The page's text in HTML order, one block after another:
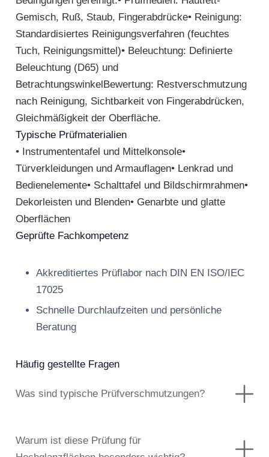
Gemisch, Ruß, Staub, Fingerabdrücke• Reinigung:
Standardisiertes Reinigungsverfahren (feuchtes
Tuch, Reinigungsmittel)• Beleuchtung: Definierte
Beleuchtung (D65) und
BetrachtungswinkelBewertung: Restverschmutzung
nach Reinigung, Sichtbarkeit von Fingerabdrücken,
Gleichmäßigkeit der Oberfläche.
Typische Prüfmaterialien
• Instrumententafel und Mittelkonsole•
Türverkleidungen und Armauflagen• Lenkrad und
Bedienelemente• Schalttafel und Bildschirmrahmen•
Dekorleisten und Blenden• Genarbte und glatte
Oberflächen
Geprüfte Fachkompetenz
Akkreditiertes Prüflabor nach DIN EN ISO/IEC
17025
Schnelle Durchlaufzeiten und persönliche
Beratung
Häufig gestellte Fragen
Was sind typische Prüfverschmutzungen?
Warum ist diese Prüfung für